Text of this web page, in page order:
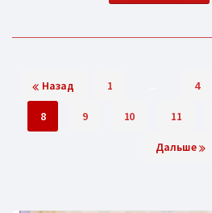
Назад 1 4
8 9 10 11
Дальше